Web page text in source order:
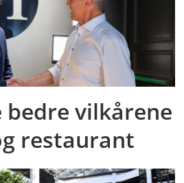
bedre vilkårene
restaurant